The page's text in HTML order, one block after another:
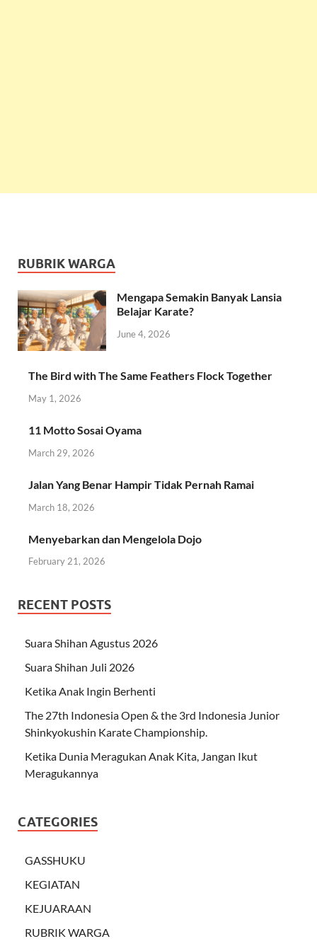
RUBRIK WARGA
Mengapa Semakin Banyak Lansia
Belajar Karate?
June 4, 2026
The Bird with The Same Feathers Flock Together
May 1, 2026
11 Motto Sosai Oyama
March 29, 2026
Jalan Yang Benar Hampir Tidak Pernah Ramai
March 18, 2026
Menyebarkan dan Mengelola Dojo
February 21, 2026
RECENT POSTS
Suara Shihan Agustus 2026
Suara Shihan Juli 2026
Ketika Anak Ingin Berhenti
The 27th Indonesia Open & the 3rd Indonesia Junior
Shinkyokushin Karate Championship.
Ketika Dunia Meragukan Anak Kita, Jangan Ikut
Meragukannya
CATEGORIES
GASSHUKU
KEGIATAN
KEJUARAAN
RUBRIK WARGA